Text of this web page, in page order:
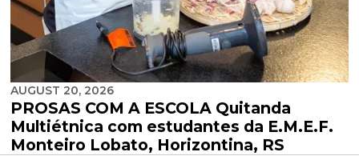
AUGUST 20, 2026
PROSAS COM A ESCOLA Quitanda
Multiétnica com estudantes da E.M.E.F.
Monteiro Lobato, Horizontina, RS